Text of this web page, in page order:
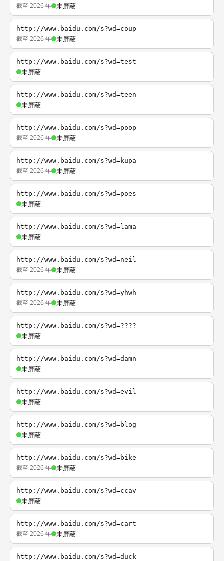
截至 2026 年 未屏蔽
http://www.baidu.com/s?wd=coup
截至 2026 年 未屏蔽
http://www.baidu.com/s?wd=test
未屏蔽
http://www.baidu.com/s?wd=teen
未屏蔽
http://www.baidu.com/s?wd=poop
截至 2026 年 未屏蔽
http://www.baidu.com/s?wd=kupa
截至 2026 年 未屏蔽
http://www.baidu.com/s?wd=poes
未屏蔽
http://www.baidu.com/s?wd=lama
未屏蔽
http://www.baidu.com/s?wd=neil
截至 2026 年 未屏蔽
http://www.baidu.com/s?wd=yhwh
截至 2026 年 未屏蔽
http://www.baidu.com/s?wd=????
未屏蔽
http://www.baidu.com/s?wd=damn
未屏蔽
http://www.baidu.com/s?wd=evil
未屏蔽
http://www.baidu.com/s?wd=blog
未屏蔽
http://www.baidu.com/s?wd=bike
截至 2026 年 未屏蔽
http://www.baidu.com/s?wd=ccav
未屏蔽
http://www.baidu.com/s?wd=cart
截至 2026 年 未屏蔽
http://www.baidu.com/s?wd=duck